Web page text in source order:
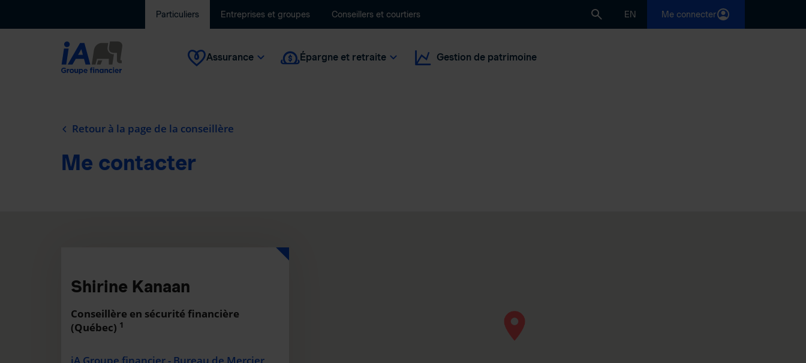
Particuliers Entreprises et groupes Conseillers et courtiers EN Me connecter
Assurance Épargne et retraite Gestion de patrimoine
Retour à la page de la conseillère
Me contacter
Shirine Kanaan
Conseillère en sécurité financière
(Québec) 1